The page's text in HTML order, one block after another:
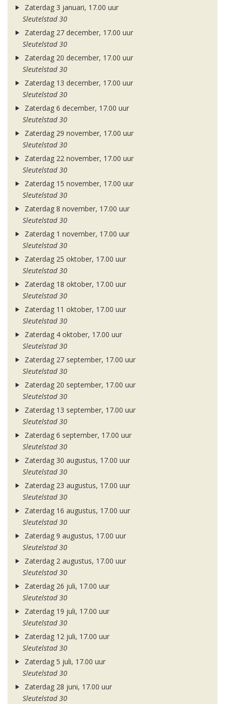
Zaterdag 3 januari, 17.00 uur
Sleutelstad 30
Zaterdag 27 december, 17.00 uur
Sleutelstad 30
Zaterdag 20 december, 17.00 uur
Sleutelstad 30
Zaterdag 13 december, 17.00 uur
Sleutelstad 30
Zaterdag 6 december, 17.00 uur
Sleutelstad 30
Zaterdag 29 november, 17.00 uur
Sleutelstad 30
Zaterdag 22 november, 17.00 uur
Sleutelstad 30
Zaterdag 15 november, 17.00 uur
Sleutelstad 30
Zaterdag 8 november, 17.00 uur
Sleutelstad 30
Zaterdag 1 november, 17.00 uur
Sleutelstad 30
Zaterdag 25 oktober, 17.00 uur
Sleutelstad 30
Zaterdag 18 oktober, 17.00 uur
Sleutelstad 30
Zaterdag 11 oktober, 17.00 uur
Sleutelstad 30
Zaterdag 4 oktober, 17.00 uur
Sleutelstad 30
Zaterdag 27 september, 17.00 uur
Sleutelstad 30
Zaterdag 20 september, 17.00 uur
Sleutelstad 30
Zaterdag 13 september, 17.00 uur
Sleutelstad 30
Zaterdag 6 september, 17.00 uur
Sleutelstad 30
Zaterdag 30 augustus, 17.00 uur
Sleutelstad 30
Zaterdag 23 augustus, 17.00 uur
Sleutelstad 30
Zaterdag 16 augustus, 17.00 uur
Sleutelstad 30
Zaterdag 9 augustus, 17.00 uur
Sleutelstad 30
Zaterdag 2 augustus, 17.00 uur
Sleutelstad 30
Zaterdag 26 juli, 17.00 uur
Sleutelstad 30
Zaterdag 19 juli, 17.00 uur
Sleutelstad 30
Zaterdag 12 juli, 17.00 uur
Sleutelstad 30
Zaterdag 5 juli, 17.00 uur
Sleutelstad 30
Zaterdag 28 juni, 17.00 uur
Sleutelstad 30